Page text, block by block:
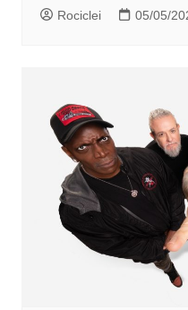
Rociclei 05/05/